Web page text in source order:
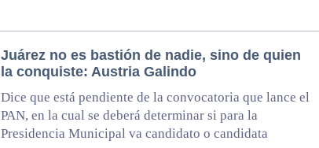
Juárez no es bastión de nadie, sino de quien
la conquiste: Austria Galindo
Dice que está pendiente de la convocatoria que lance el
PAN, en la cual se deberá determinar si para la
Presidencia Municipal va candidato o candidata